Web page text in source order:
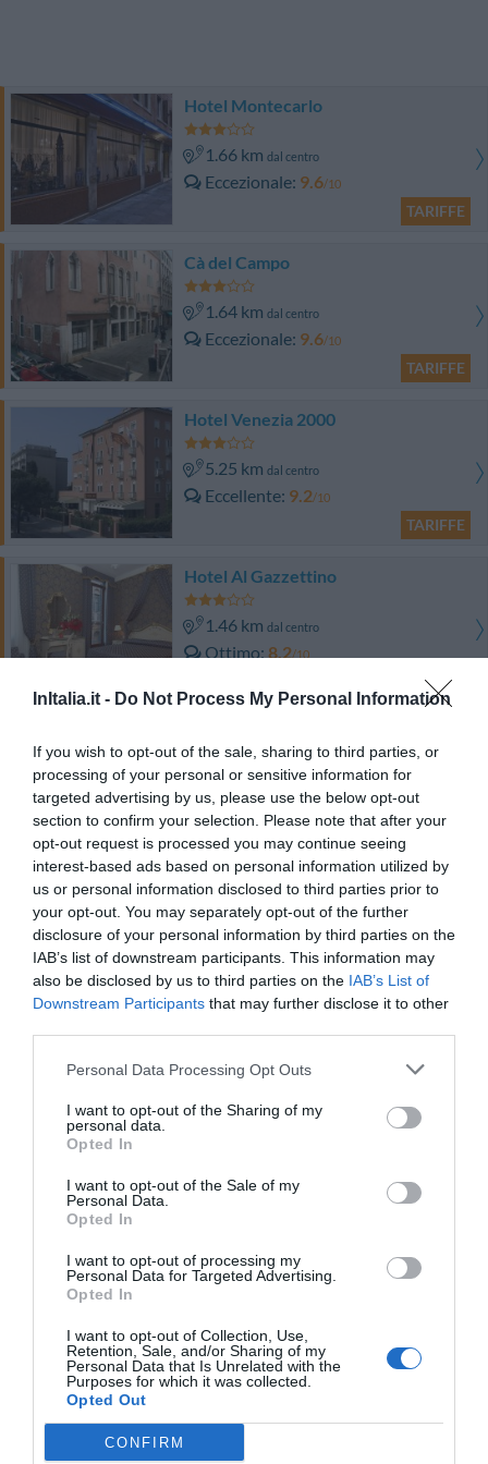
InItalia.it - Do Not Process My Personal Information
If you wish to opt-out of the sale, sharing to third parties, or
processing of your personal or sensitive information for
targeted advertising by us, please use the below opt-out
section to confirm your selection. Please note that after your
opt-out request is processed you may continue seeing
interest-based ads based on personal information utilized by
us or personal information disclosed to third parties prior to
your opt-out. You may separately opt-out of the further
disclosure of your personal information by third parties on the
IAB’s list of downstream participants. This information may
also be disclosed by us to third parties on the IAB’s List of
Downstream Participants that may further disclose it to other
Personal Data Processing Opt Outs
I want to opt-out of the Sharing of my
personal data.
Opted In
I want to opt-out of the Sale of my
Personal Data.
Opted In
I want to opt-out of processing my
Personal Data for Targeted Advertising.
Opted In
I want to opt-out of Collection, Use,
Retention, Sale, and/or Sharing of my
Personal Data that Is Unrelated with the
Purposes for which it was collected.
Opted Out
CONFIRM
Hotel Montecarlo
1.66 km dal centro
Eccezionale 9.6/10
TARIFFE
Cà del Campo
1.64 km dal centro
Eccezionale 9.6/10
TARIFFE
Hotel Venezia 2000
5.25 km dal centro
Eccellente 9.2/10
TARIFFE
Hotel Al Gazzettino
1.46 km dal centro
Ottimo 8.2/10
TARIFFE
580 mdal centro
0 Recensioni
Hotel San Carlo
7.63 kmdal centro
Eccellente 9.1
TARIFFE
Eccellente
7.00 km
Eccellente 9.2/10
Hotel Al Vivit